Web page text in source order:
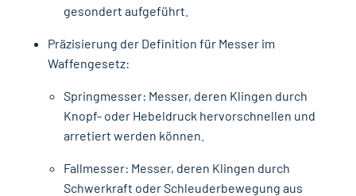
gesondert aufgeführt.
Präzisierung der Definition für Messer im
Waffengesetz:
Springmesser: Messer, deren Klingen durch
Knopf- oder Hebeldruck hervorschnellen und
arretiert werden können.
Fallmesser: Messer, deren Klingen durch
Schwerkraft oder Schleuderbewegung aus